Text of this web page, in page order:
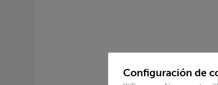
Configuración de